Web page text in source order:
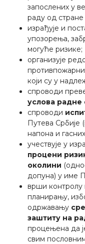
запослених у
раду од
израђује и
упозорења,
могуће ризике;
организује
који су у
спроводи
услова радне
спроводи
Путева Србије
напона и
учествује у
процени
околини
допуна) у име
врши контролу
планирању,
одржавању
заштиту на
процењена да
свим